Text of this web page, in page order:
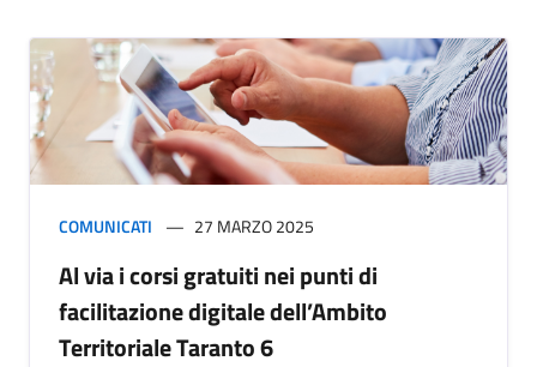
COMUNICATI 27 MARZO 2025
Al via i corsi gratuiti nei punti di
facilitazione digitale dell’Ambito
Territoriale Taranto 6